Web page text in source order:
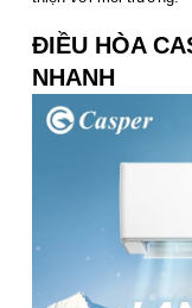
ĐIỀU HÒA
NHANH